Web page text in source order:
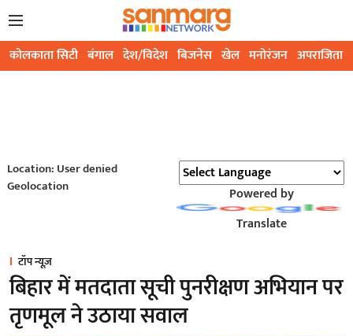
कोलकाता सिटी बंगाल देश/विदेश बिजनेस खेल मनोरंजन अपराजिता
Location: User denied
Geolocation
Powered by
Translate
टॉप न्यूज़
बिहार में मतदाता सूची पुनरीक्षण अभियान पर
तृणमूल ने उठाया सवाल